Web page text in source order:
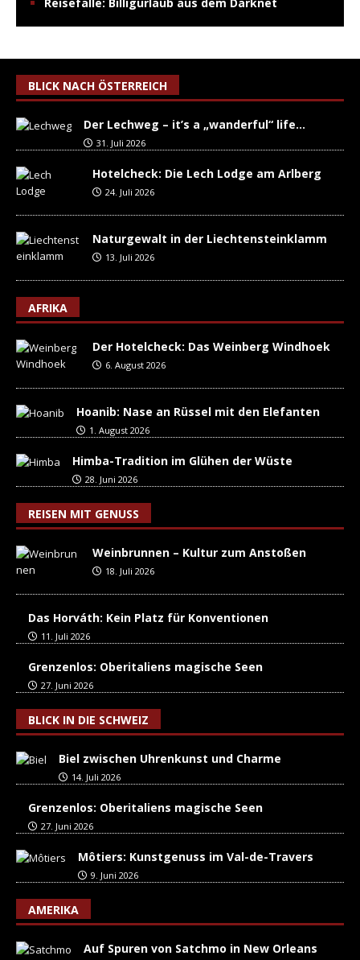
BLICK NACH ÖSTERREICH
Der Lechweg – it’s a „wanderful“ life…
31. Juli 2026
Hotelcheck: Die Lech Lodge am Arlberg
24. Juli 2026
Naturgewalt in der Liechtensteinklamm
13. Juli 2026
AFRIKA
Der Hotelcheck: Das Weinberg Windhoek
6. August 2026
Hoanib: Nase an Rüssel mit den Elefanten
1. August 2026
Himba-Tradition im Glühen der Wüste
28. Juni 2026
REISEN MIT GENUSS
Weinbrunnen – Kultur zum Anstoßen
18. Juli 2026
Das Horváth: Kein Platz für Konventionen
11. Juli 2026
Grenzenlos: Oberitaliens magische Seen
27. Juni 2026
BLICK IN DIE SCHWEIZ
Biel zwischen Uhrenkunst und Charme
14. Juli 2026
Grenzenlos: Oberitaliens magische Seen
27. Juni 2026
Môtiers: Kunstgenuss im Val-de-Travers
9. Juni 2026
AMERIKA
Auf Spuren von Satchmo in New Orleans